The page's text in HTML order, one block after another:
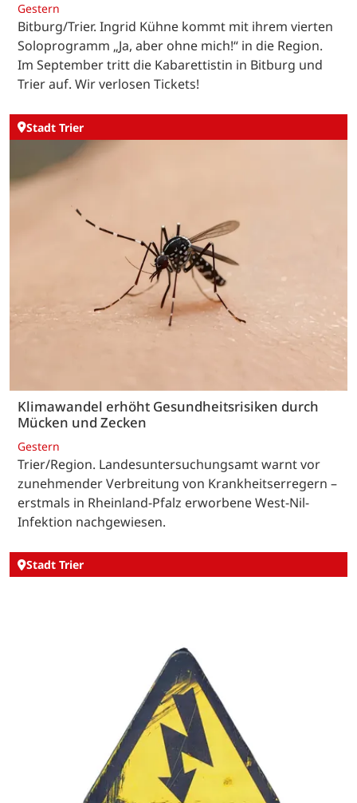
Gestern
Bitburg/Trier. Ingrid Kühne kommt mit ihrem vierten
Soloprogramm „Ja, aber ohne mich!“ in die Region.
Im September tritt die Kabarettistin in Bitburg und
Trier auf. Wir verlosen Tickets!
Stadt Trier
Klimawandel erhöht Gesundheitsrisiken durch
Mücken und Zecken
Gestern
Trier/Region. Landesuntersuchungsamt warnt vor
zunehmender Verbreitung von Krankheitserregern –
erstmals in Rheinland-Pfalz erworbene West-Nil-
Infektion nachgewiesen.
Stadt Trier